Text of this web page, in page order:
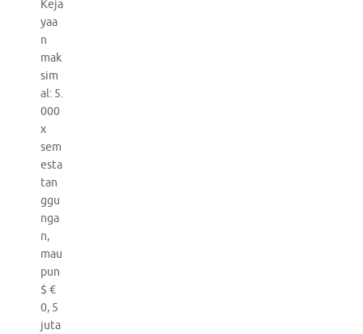
Keja
yaa
n
mak
sim
al: 5.
000
x
sem
esta
tan
ggu
nga
n,
mau
pun
$ €
0, 5
juta